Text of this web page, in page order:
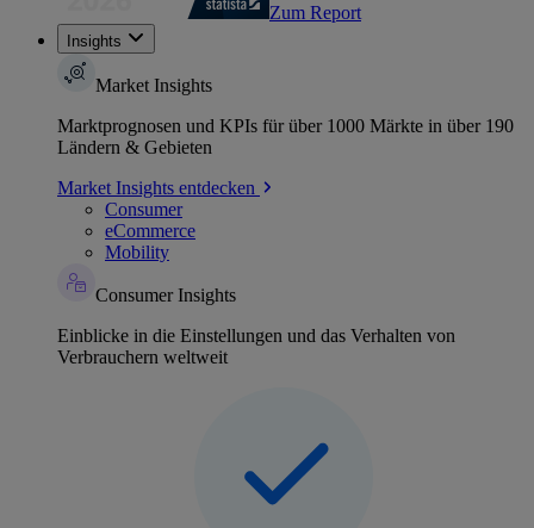
Zum Report
Insights
Market Insights
Marktprognosen und KPIs für über 1000 Märkte in über 190
Ländern & Gebieten
Market Insights entdecken
Consumer
eCommerce
Mobility
Consumer Insights
Einblicke in die Einstellungen und das Verhalten von
Verbrauchern weltweit